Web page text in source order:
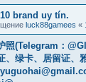
brand uy tín.
luck88gamees «
照(Telegram：
、绿卡、居留证、